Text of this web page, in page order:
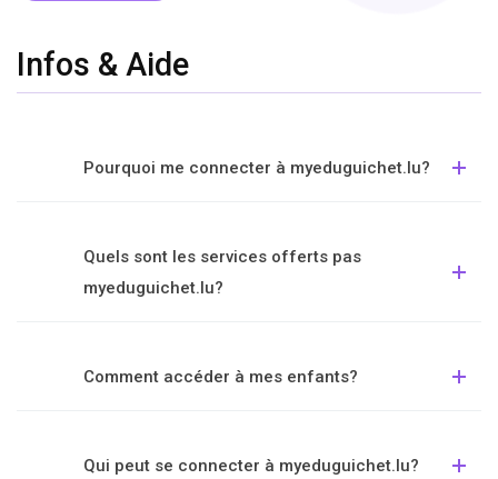
Infos & Aide
Pourquoi me connecter à myeduguichet.lu?
Quels sont les services offerts pas
myeduguichet.lu?
Comment accéder à mes enfants?
Qui peut se connecter à myeduguichet.lu?